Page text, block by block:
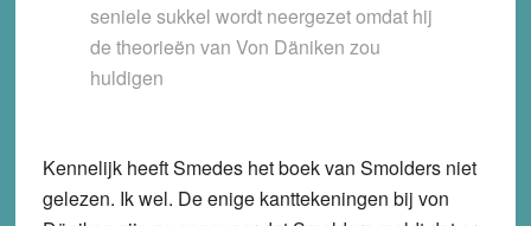
seniele sukkel wordt neergezet omdat hij
de theorieën van Von Däniken zou
huldigen
Kennelijk heeft Smedes het boek van Smolders niet
gelezen. Ik wel. De enige kanttekeningen bij von